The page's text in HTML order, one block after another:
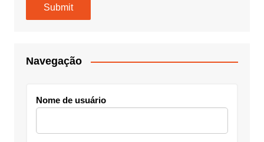
Navegação
Nome de usuário